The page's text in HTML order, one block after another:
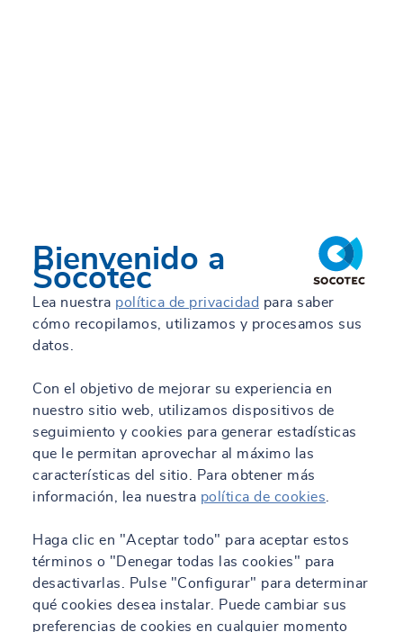
Bienvenido a
Socotec
Lea nuestra política de privacidad para saber
cómo recopilamos, utilizamos y procesamos sus
datos.
Con el objetivo de mejorar su experiencia en
nuestro sitio web, utilizamos dispositivos de
seguimiento y cookies para generar estadísticas
que le permitan aprovechar al máximo las
características del sitio. Para obtener más
información, lea nuestra política de cookies
Haga clic en "Aceptar todo" para aceptar estos
términos o "Denegar todas las cookies" para
desactivarlas. Pulse "Configurar" para determinar
qué cookies desea instalar. Puede cambiar sus
preferencias de cookies en cualquier momento